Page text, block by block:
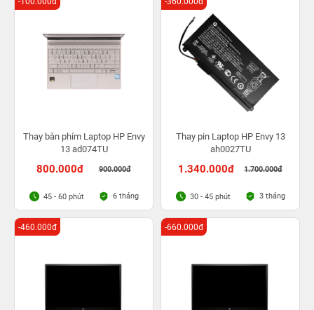
Thay bàn phím Laptop HP Envy
13 ad074TU
800.000đ 900.000đ
45 - 60 phút 6 tháng
Thay pin Laptop HP Envy 13
ah0027TU
1.340.000đ 1.700.000đ
30 - 45 phút 3 tháng
-460.000đ -660.000đ